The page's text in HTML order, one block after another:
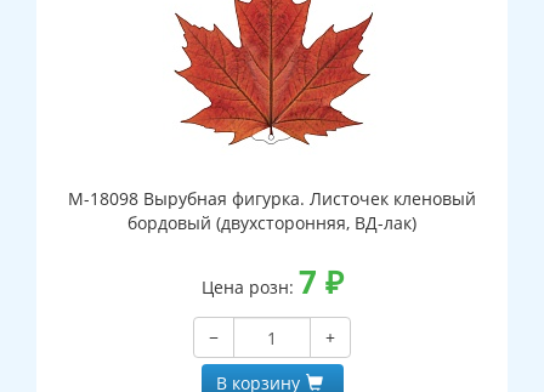
М-18098 Вырубная фигурка. Листочек кленовый
бордовый (двухсторонняя, ВД-лак)
Цена розн: 7 ₽
−
+
В корзину